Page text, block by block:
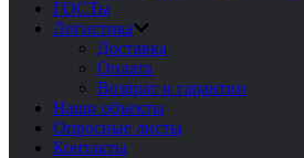
ГОСТы
Логистика
Доставка
Оплата
Возврат и гарантии
Наши объекты
Опросные листы
Контакты